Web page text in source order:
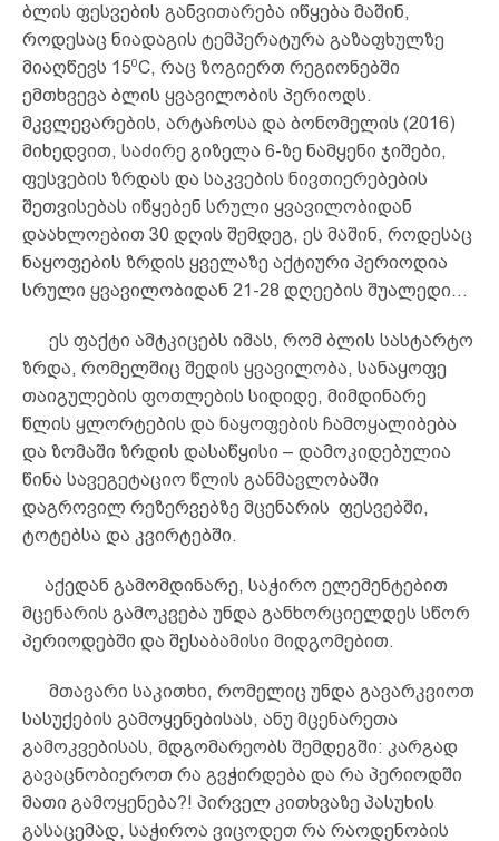
ბლის ფესვების განვითარება იწყება მაშინ,
როდესაც ნიადაგის ტემპერატურა გაზაფხულზე
მიაღწევს 150C, რაც ზოგიერთ რეგიონებში
ემთხვევა ბლის ყვავილობის პერიოდს.
მკვლევარების, არტაჩოსა და ბონომელის (2016)
მიხედვით, საძირე გიზელა 6-ზე ნამყენი ჯიშები,
ფესვების ზრდას და საკვების ნივთიერებების
შეთვისებას იწყებენ სრული ყვავილობიდან
დაახლოებით 30 დღის შემდეგ, ეს მაშინ, როდესაც
ნაყოფების ზრდის ყველაზე აქტიური პერიოდია
სრული ყვავილობიდან 21-28 დღეების შუალედი…
ეს ფაქტი ამტკიცებს იმას, რომ ბლის სასტარტო
ზრდა, რომელშიც შედის ყვავილობა, სანაყოფე
თაიგულების ფოთლების სიდიდე, მიმდინარე
წლის ყლორტების და ნაყოფების ჩამოყალიბება
და ზომაში ზრდის დასაწყისი – დამოკიდებულია
წინა სავეგეტაციო წლის განმავლობაში
დაგროვილ რეზერვებზე მცენარის ფესვებში,
ტოტებსა და კვირტებში.
აქედან გამომდინარე, საჭირო ელემენტებით
მცენარის გამოკვება უნდა განხორციელდეს სწორ
პერიოდებში და შესაბამისი მიდგომებით.
მთავარი საკითხი, რომელიც უნდა გავარკვიოთ
სასუქების გამოყენებისას, ანუ მცენარეთა
გამოკვებისას, მდგომარეობს შემდეგში: კარგად
გავაცნობიეროთ რა გვჭირდება და რა პერიოდში
მათი გამოყენება?! პირველ კითხვაზე პასუხის
გასაცემად, საჭიროა ვიცოდეთ რა რაოდენობის